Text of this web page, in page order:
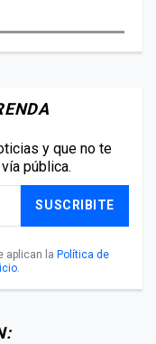
y que no te
pública.
SUSCRIBITE
aplican la Política de
.